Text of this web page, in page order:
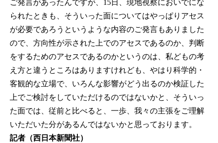
ご発言があったんですが、15日、現地視察においでにな
られたときも、そういった面についてはやっぱりアセス
が必要であろうというような内容のご発言もありました
ので、方向性が示された上でのアセスであるのか、判断
をするためのアセスであるのかというのは、私どもの考
え方と違うところはありますけれども、やはり科学的・
客観的な立場で、いろんな影響がどう出るのか検証した
上でご検討をしていただけるのではないかと、そういっ
た面では、従前と比べると、一歩、我々の主張をご理解
いただいた分があるんではないかと思っております。
記者（西日本新聞社）